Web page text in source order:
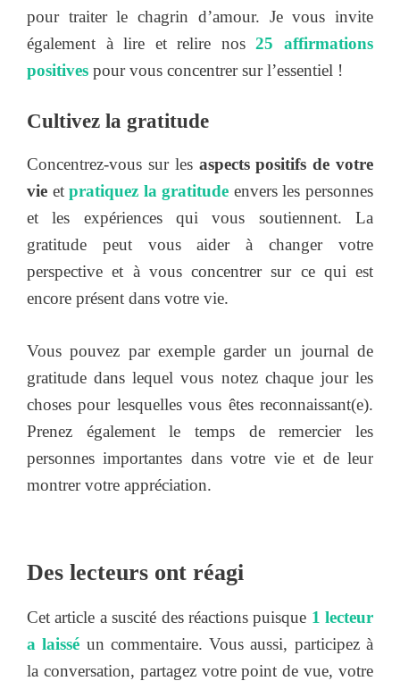
pour traiter le chagrin d’amour. Je vous invite
également à lire et relire nos25 affirmations
positives pour vous concentrer sur l’essentiel !
Cultivez la gratitude
Concentrez-vous sur lesaspects positifs de votre
vie etpratiquez la gratitude envers les personnes
et les expériences qui vous soutiennent. La
gratitude peut vous aider à changer votre
perspective et à vous concentrer sur ce qui est
encore présent dans votre vie.
Vous pouvez par exemple garder un journal de
gratitude dans lequel vous notez chaque jour les
choses pour lesquelles vous êtes reconnaissant(e).
Prenez également le temps de remercier les
personnes importantes dans votre vie et de leur
montrer votre appréciation.
Des lecteurs ont réagi
Cet article a suscité des réactions puisque 1 lecteur
a laissé un commentaire. Vous aussi, participez à
la conversation, partagez votre point de vue, votre